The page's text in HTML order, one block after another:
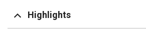
Start/Stop-Anlage
Highlights